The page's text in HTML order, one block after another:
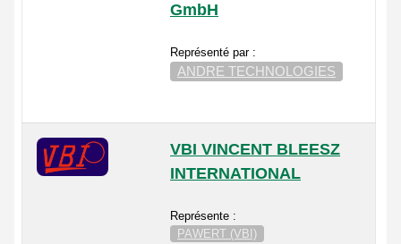
GmbH
Représenté par :
ANDRE TECHNOLOGIES
VBI VINCENT BLEESZ
INTERNATIONAL
Représente :
PAWERT (VBI)